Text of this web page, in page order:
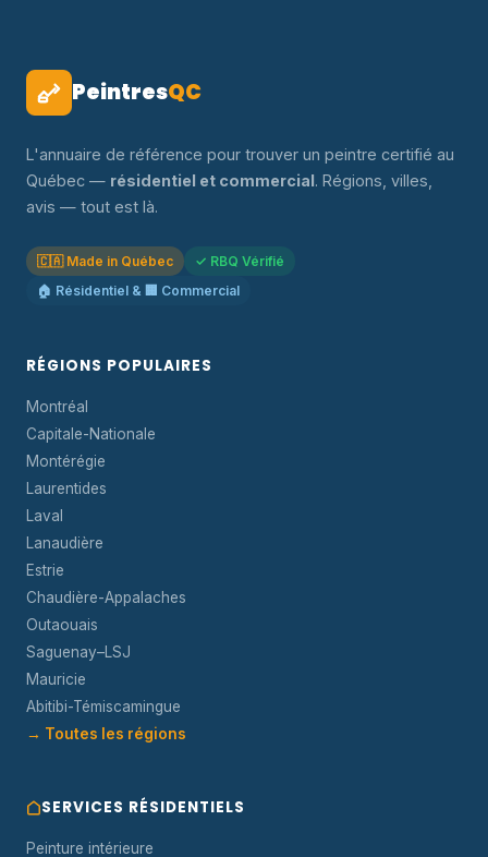
PeintresQC
L'annuaire de référence pour trouver un peintre certifié au
Québec — résidentiel et commercial. Régions, villes,
avis — tout est là.
🇨🇦 Made in Québec
✓ RBQ Vérifié
🏠 Résidentiel & 🏢 Commercial
RÉGIONS POPULAIRES
Montréal
Capitale-Nationale
Montérégie
Laurentides
Laval
Lanaudière
Estrie
Chaudière-Appalaches
Outaouais
Saguenay–LSJ
Mauricie
Abitibi-Témiscamingue
→ Toutes les régions
SERVICES RÉSIDENTIELS
Peinture intérieure